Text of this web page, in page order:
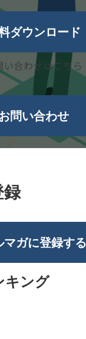
ダウンロード
い合わせはこちら
問い合わせ
録
マガに登録する
キング